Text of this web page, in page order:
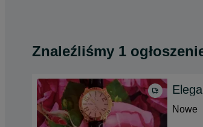
Znaleźliśmy 1
Nowe